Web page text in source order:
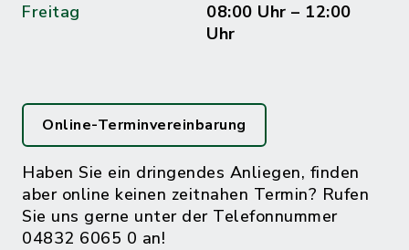
Freitag
08:00 Uhr – 12:00
Uhr
Online-Terminvereinbarung
Haben Sie ein dringendes Anliegen, finden
aber online keinen zeitnahen Termin? Rufen
Sie uns gerne unter der Telefonnummer
04832 6065 0 an!